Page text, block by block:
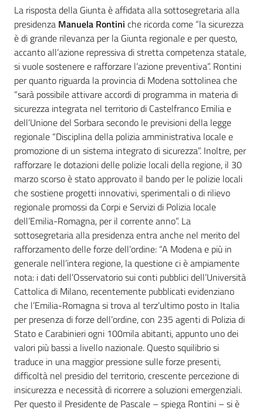
La risposta della Giunta è affidata alla sottosegretaria alla
presidenza Manuela Rontini che ricorda come “la sicurezza
è di grande rilevanza per la Giunta regionale e per questo,
accanto all’azione repressiva di stretta competenza statale,
si vuole sostenere e rafforzare l’azione preventiva”. Rontini
per quanto riguarda la provincia di Modena sottolinea che
“sarà possibile attivare accordi di programma in materia di
sicurezza integrata nel territorio di Castelfranco Emilia e
dell’Unione del Sorbara secondo le previsioni della legge
regionale “Disciplina della polizia amministrativa locale e
promozione di un sistema integrato di sicurezza”. Inoltre, per
rafforzare le dotazioni delle polizie locali della regione, il 30
marzo scorso è stato approvato il bando per le polizie locali
che sostiene progetti innovativi, sperimentali o di rilievo
regionale promossi da Corpi e Servizi di Polizia locale
dell’Emilia-Romagna, per il corrente anno”. La
sottosegretaria alla presidenza entra anche nel merito del
rafforzamento delle forze dell’ordine: “A Modena e più in
generale nell’intera regione, la questione ci è ampiamente
nota: i dati dell’Osservatorio sui conti pubblici dell’Università
Cattolica di Milano, recentemente pubblicati evidenziano
che l’Emilia-Romagna si trova al terz’ultimo posto in Italia
per presenza di forze dell’ordine, con 235 agenti di Polizia di
Stato e Carabinieri ogni 100mila abitanti, appunto uno dei
valori più bassi a livello nazionale. Questo squilibrio si
traduce in una maggior pressione sulle forze presenti,
difficoltà nel presidio del territorio, crescente percezione di
insicurezza e necessità di ricorrere a soluzioni emergenziali.
Per questo il Presidente de Pascale – spiega Rontini – si è